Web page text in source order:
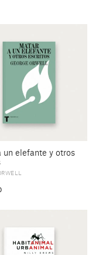
un elefante y otros